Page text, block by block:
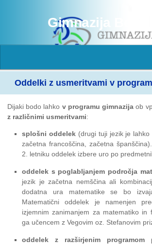
Gimnazija
Oddelki z usmeritvami v
Dijaki bodo lahko v programu gimnazija ob
z različnimi usmeritvami:
splošni oddelek(drugi tuji jezik je lahko
začetna francoščina, začetna
2. letniku oddelek izbere uro po
oddelek s poglabljanjem področja
jezik je začetna nemščina ali
dodatna ura matematike se bo
Matematični oddelek je namenjen
izjemnim zanimanjem za matematiko in
ga učencem z Vegovim oz. Stefanovim
oddelek z razširjenim programom